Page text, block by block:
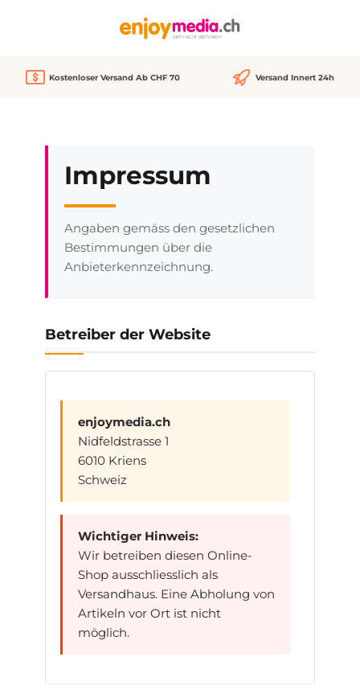
Kostenloser Versand Ab CHF 70 Versand Innert 24h
Impressum
Angaben gemäss den gesetzlichen
Bestimmungen über die
Anbieterkennzeichnung.
Betreiber der Website
enjoymedia.ch
Nidfeldstrasse 1
6010 Kriens
Schweiz
Wichtiger Hinweis:
Wir betreiben diesen Online-
Shop ausschliesslich als
Versandhaus. Eine Abholung von
Artikeln vor Ort ist nicht
möglich.